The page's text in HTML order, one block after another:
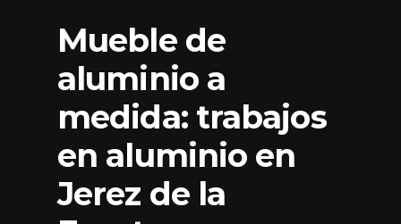
Mueble de
aluminio a
medida: trabajos
en aluminio en
Jerez de la